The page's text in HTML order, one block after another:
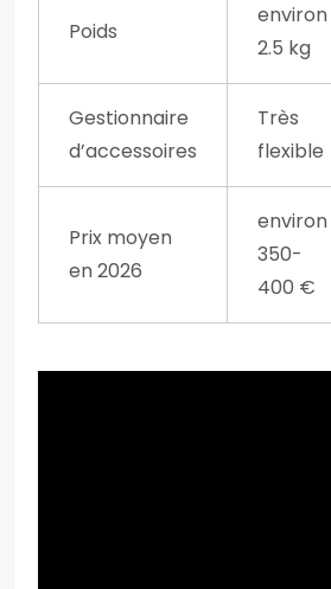
Poids
environ
2.5 kg
Gestionnaire
d’accessoires
Très
flexible
Prix moyen
en 2026
environ
350-
400 €